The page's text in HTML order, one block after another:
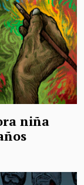
niña